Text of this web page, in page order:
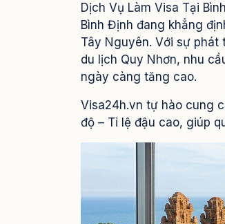
Dịch Vụ Làm Visa Tại
Bình Định đang khẳng
Tây Nguyên. Với sự phát
du lịch Quy Nhơn, nhu
ngày càng tăng cao.
Visa24h.vn tự hào cung
độ – Tỉ lệ đậu cao, giúp